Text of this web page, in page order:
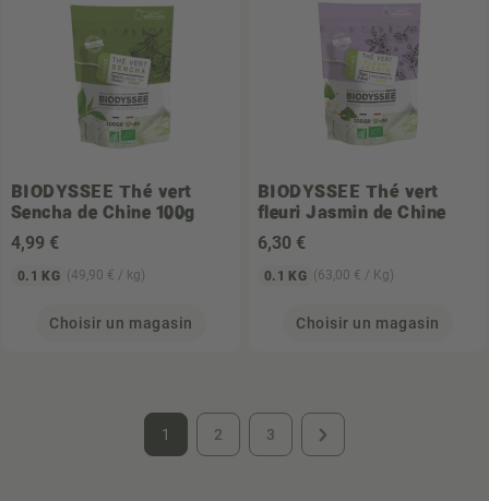
BIODYSSEE Thé vert
Sencha de Chine 100g
4,99 €
0.1 KG (49,90 € / kg)
Choisir un magasin
BIODYSSEE Thé vert
fleuri Jasmin de Chine
6,30 €
0.1 KG (63,00 € / Kg)
Choisir un magasin
1 2 3